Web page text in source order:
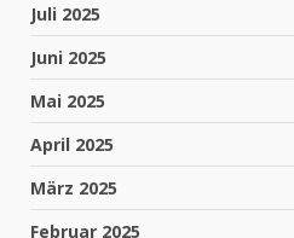
Juli 2025
Juni 2025
Mai 2025
April 2025
März 2025
Februar 2025